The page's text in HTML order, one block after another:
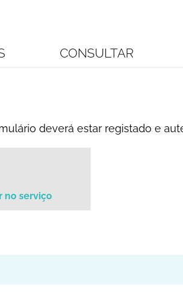
CONSULTAR
deverá estar registado e
no serviço